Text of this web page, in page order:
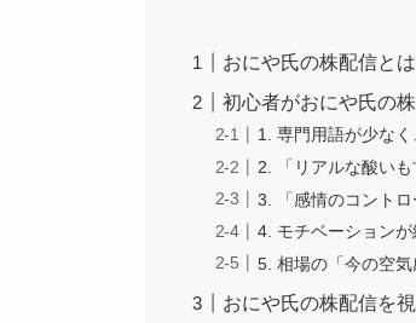
おにや氏の株配信と
初心者がおにや氏の
1. 専門用語が少な
2. 「リアルな酸い
3. 「感情のコント
4. モチベーション
5. 相場の「今の空
おにや氏の株配信を